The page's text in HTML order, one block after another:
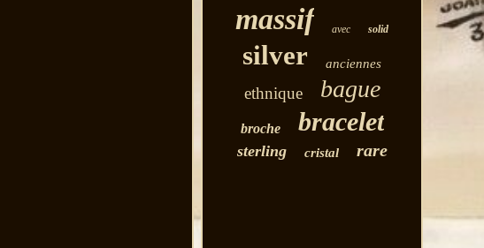
massif avec solid
silver anciennes
ethnique bague
broche bracelet
sterling cristal rare